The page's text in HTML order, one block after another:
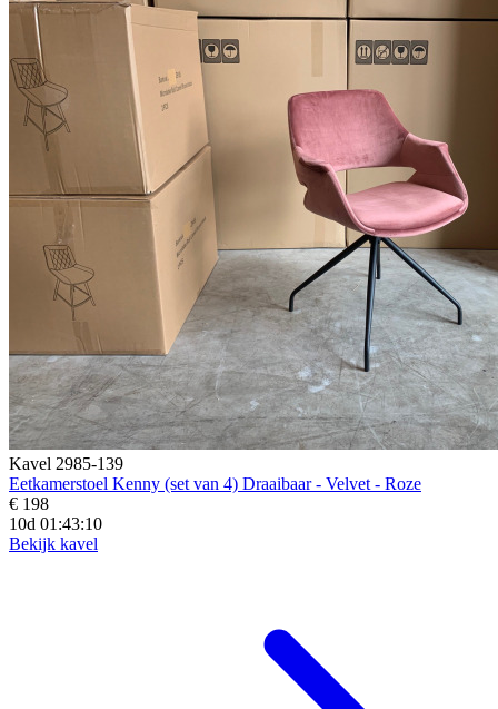
Kavel 2985-139
Eetkamerstoel Kenny (set van 4) Draaibaar - Velvet - Roze
€ 198
10d 01:43:08
Bekijk kavel